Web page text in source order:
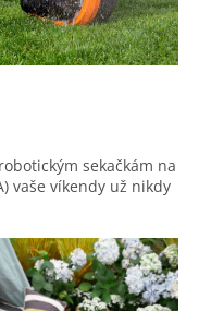
sekačkám na
vaše víkendy už nikdy